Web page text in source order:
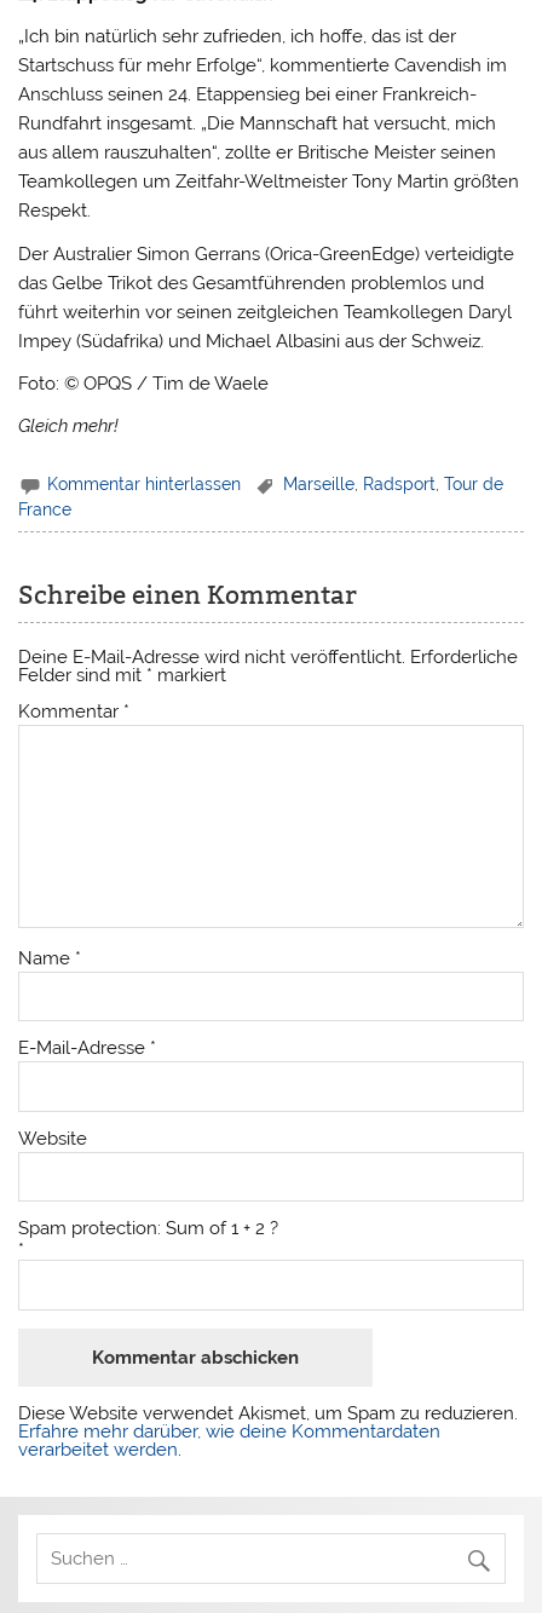
„Ich bin natürlich sehr zufrieden, ich hoffe, das ist der
Startschuss für mehr Erfolge“, kommentierte Cavendish im
Anschluss seinen 24. Etappensieg bei einer Frankreich-
Rundfahrt insgesamt. „Die Mannschaft hat versucht, mich
aus allem rauszuhalten“, zollte er Britische Meister seinen
Teamkollegen um Zeitfahr-Weltmeister Tony Martin größten
Respekt.
Der Australier Simon Gerrans (Orica-GreenEdge) verteidigte
das Gelbe Trikot des Gesamtführenden problemlos und
führt weiterhin vor seinen zeitgleichen Teamkollegen Daryl
Impey (Südafrika) und Michael Albasini aus der Schweiz.
Foto: © OPQS / Tim de Waele
Gleich mehr!
Kommentar hinterlassen Marseille Radsport ,Tour de
France
Schreibe einen Kommentar
Deine E-Mail-Adresse wird nicht veröffentlicht. Erforderliche
Felder sind mit * markiert
Kommentar *
Name *
E-Mail-Adresse *
Website
Spam protection: Sum of 1 + 2 ?
*
Diese Website verwendet Akismet, um Spam zu reduzieren.
Erfahre mehr darüber, wie deine Kommentardaten
verarbeitet werden.